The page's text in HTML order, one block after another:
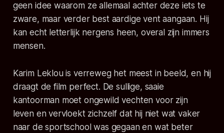
geen idee waarom ze allemaal achter deze iets te
zware, maar verder best aardige vent aangaan. Hij
kan echt letterlijk nergens heen, overal zijn immers
mensen.
Karim Leklou is verreweg het meest in beeld, en hij
draagt de film perfect. De sullige, saaie
kantoorman moet ongewild vechten voor zijn
leven en vervloekt zichzelf dat hij niet wat vaker
naar de sportschool was gegaan en wat beter